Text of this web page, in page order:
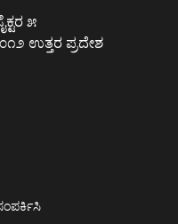
೫
ಉತ್ತರ ಪ್ರದೇಶ